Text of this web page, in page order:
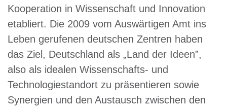
Kooperation in Wissenschaft und Innovation
etabliert. Die 2009 vom Auswärtigen Amt ins
Leben gerufenen deutschen Zentren haben
das Ziel, Deutschland als „Land der Ideen”,
also als idealen Wissenschafts- und
Technologiestandort zu präsentieren sowie
Synergien und den Austausch zwischen den